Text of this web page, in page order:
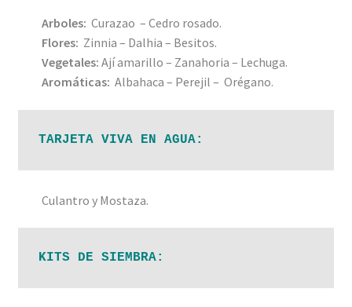
Arboles: Curazao – Cedro rosado.
Flores: Zinnia – Dalhia – Besitos.
Vegetales: Ají amarillo – Zanahoria – Lechuga.
Aromáticas: Albahaca – Perejil – Orégano.
TARJETA VIVA EN AGUA:
Culantro y Mostaza.
KITS DE SIEMBRA: